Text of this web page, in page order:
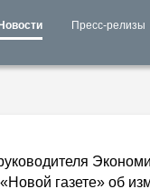
Новости Пресс-релизы
«Новой газете» об